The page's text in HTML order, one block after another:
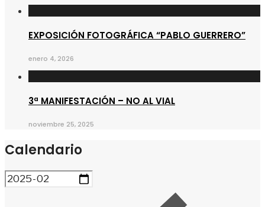
EXPOSICIÓN FOTOGRÁFICA “PABLO GUERRERO”
enero 4, 2026
3ª MANIFESTACIÓN – NO AL VIAL
noviembre 25, 2025
Calendario